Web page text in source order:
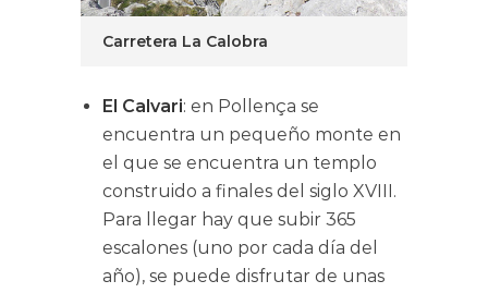
Carretera La Calobra
El Calvari: en Pollença se
encuentra un pequeño monte en
el que se encuentra un templo
construido a finales del siglo XVIII.
Para llegar hay que subir 365
escalones (uno por cada día del
año), se puede disfrutar de unas